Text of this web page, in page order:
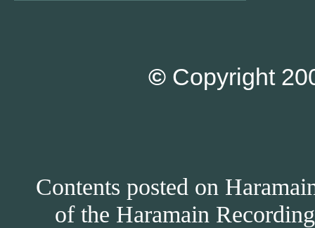
© Copyright
Contents posted on
of the Haramain